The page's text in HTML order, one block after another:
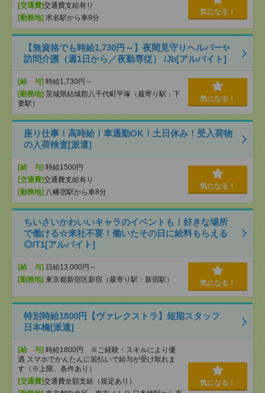
[交通費]交通費支給有り
[勤務地] 求名駅から車9分
気になる！
【無資格でも時給1,730円～】夜間見守りヘルパー✨
訪問介護（週1日から／夜勤専従） /Jb[アルバイト]
[給 与] 時給1,730円～
[勤務地] 茨城県結城郡八千代町平塚（最寄り駅：下
妻駅）
気になる！
座り仕事！高時給！車通勤OK！土日休み！受入荷物
の入荷検査[派遣]
[給 与] 時給1500円
[交通費]交通費支給有り
[勤務地] 八幡宿駅から車8分
気になる！
ちいさいかわいいキャラのイベントも！好きな場所
で働ける☆来社不要！働いたその日に給料もらえる
◎/T1[アルバイト]
[給 与] 日給13,000円～
[勤務地] 東京都新宿区新宿（最寄り駅：新宿駅） 気になる！
特別時給1800円【ヴァレクストラ】短期スタッフ
日本橋[派遣]
[給 与] 時給1800円 ※ご経験・スキルにより優
遇 スマホでかんたんに前払いで給与が受け取れま
す（※上限、条件あり）
[交通費]交通費全額支給（規定あり）
気になる！